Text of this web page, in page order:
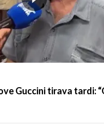
Guccini tirava tardi: